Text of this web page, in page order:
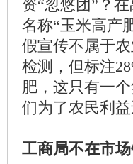
资“忽悠团”？
名称“玉米高产
假宣传不属于
检测，但标注
肥，这只有一
们为了农民利益
工商局不在市